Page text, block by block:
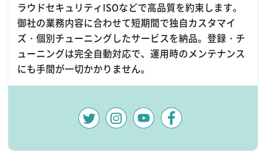
ラウドセキュリティISOなどで高品質を約束します。
御社の業務内容に合わせて短期間で独自カスタマイ
ズ・個別チューニングしたサービスを納品。登録・チ
ューニングは完全自動対応で、運用時のメンテナンス
にも手間が一切かかりません。